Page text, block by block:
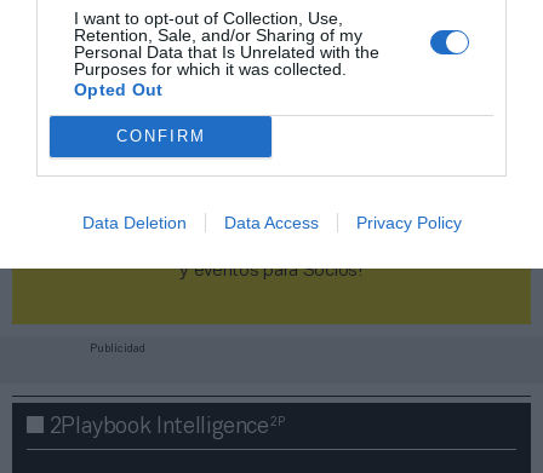
I want to opt-out of Collection, Use,
Retention, Sale, and/or Sharing of my
Personal Data that Is Unrelated with the
Purposes for which it was collected.
Opted Out
CONFIRM
Data Deletion Data Access Privacy Policy
y eventos para Socios!​​​​​​​
Publicidad
2Playbook Intelligence2P